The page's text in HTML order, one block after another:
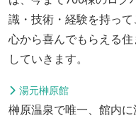
識・技術・経験を持って
心から喜んでもらえる
していきます。
湯元榊原館
榊原温泉で唯一、館内